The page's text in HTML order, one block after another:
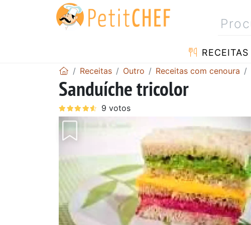
RECEITAS
Receitas Outro Receitas com cenoura
Sanduíche tricolor